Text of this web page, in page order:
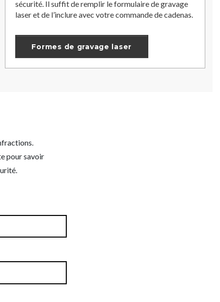
sécurité. Il suffit de remplir le formulaire de gravage
laser et de l’inclure avec votre commande de cadenas.
Formes de gravage laser
pour savoir